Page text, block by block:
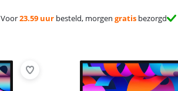
Voor23.59 uur besteld, morgen gratis bezorgd